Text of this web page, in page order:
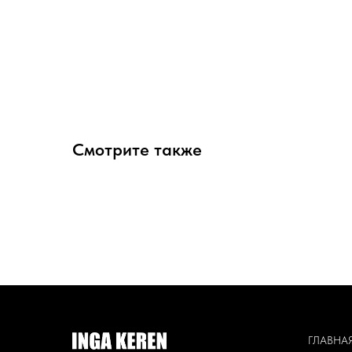
Смотрите также